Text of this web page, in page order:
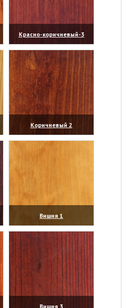
Красно-коричневый-3
(увеличить)
Коричневый 2
(увеличить)
Вишня 1
(увеличить)
Вишня 3